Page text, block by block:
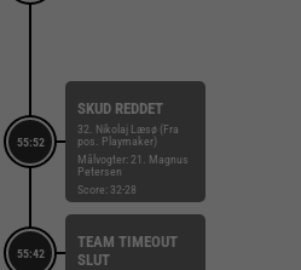
55:52
SKUD REDDET
32. Nikolaj Læsø (Fra
pos. Playmaker)
Målvogter: 21. Magnus
Petersen
Score: 32-28
55:42
TEAM TIMEOUT
SLUT